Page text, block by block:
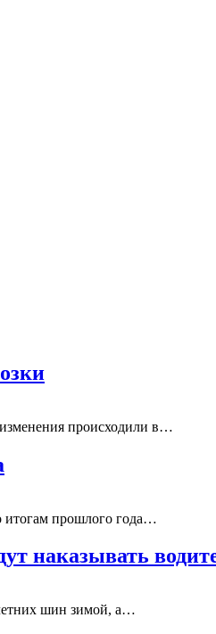
изменения происходили в…
прошлого года…
наказывать
шин зимой, а…